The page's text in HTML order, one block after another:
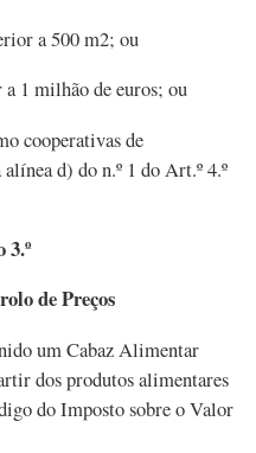
a 500 m2; ou
1 milhão de euros; ou
cooperativas de
d) do n.º 1 do Art.º 4.º
de Preços
um Cabaz Alimentar
dos produtos alimentares
do Imposto sobre o Valor